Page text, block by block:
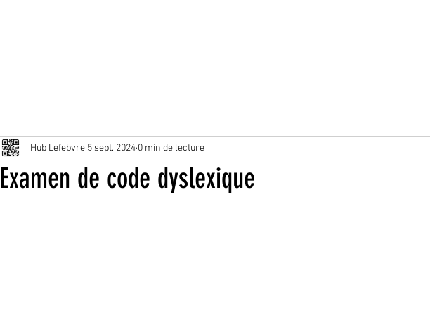
Examen de code dyslexique
Hub Lefebvre 5 sept. 2024 0 min de lecture